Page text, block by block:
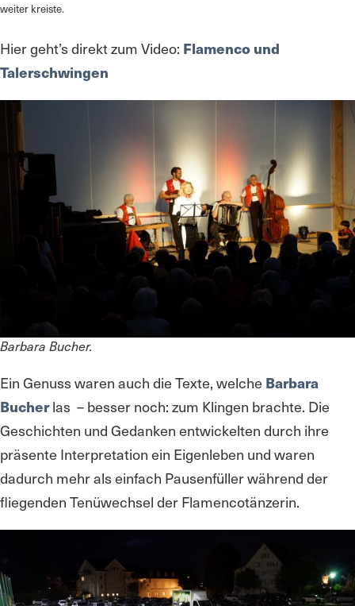
weiter kreiste.
Hier geht’s direkt zum Video: Flamenco und
Talerschwingen
Barbara Bucher.
Ein Genuss waren auch die Texte, welche Barbara
Bucherlas – besser noch: zum Klingen brachte. Die
Geschichten und Gedanken entwickelten durch ihre
präsente Interpretation ein Eigenleben und waren
dadurch mehr als einfach Pausenfüller während der
fliegenden Tenüwechsel der Flamencotänzerin.